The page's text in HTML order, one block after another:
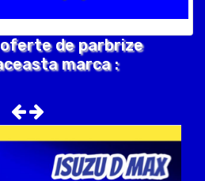
de parbrize
marca :